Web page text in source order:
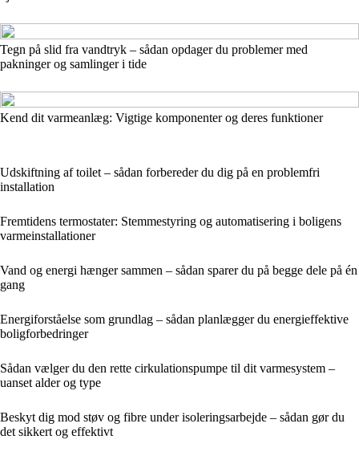
Tegn på slid fra vandtryk – sådan opdager du problemer med
pakninger og samlinger i tide
Kend dit varmeanlæg: Vigtige komponenter og deres funktioner
Udskiftning af toilet – sådan forbereder du dig på en problemfri
installation
Fremtidens termostater: Stemmestyring og automatisering i boligens
varmeinstallationer
Vand og energi hænger sammen – sådan sparer du på begge dele på én
gang
Energiforståelse som grundlag – sådan planlægger du energieffektive
boligforbedringer
Sådan vælger du den rette cirkulationspumpe til dit varmesystem –
uanset alder og type
Beskyt dig mod støv og fibre under isoleringsarbejde – sådan gør du
det sikkert og effektivt